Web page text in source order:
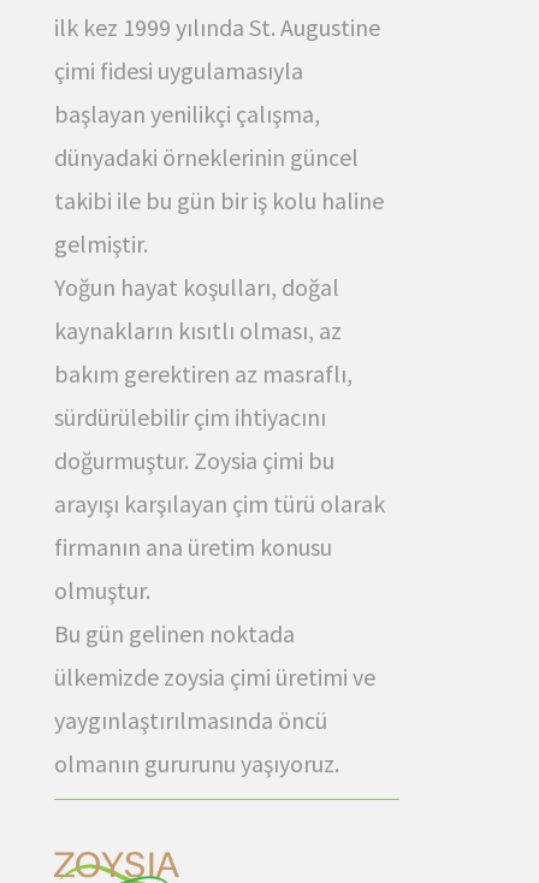
ilk kez 1999 yılında St. Augustine
çimi fidesi uygulamasıyla
başlayan yenilikçi çalışma,
dünyadaki örneklerinin güncel
takibi ile bu gün bir iş kolu haline
gelmiştir.
Yoğun hayat koşulları, doğal
kaynakların kısıtlı olması, az
bakım gerektiren az masraflı,
sürdürülebilir çim ihtiyacını
doğurmuştur. Zoysia çimi bu
arayışı karşılayan çim türü olarak
firmanın ana üretim konusu
olmuştur.
Bu gün gelinen noktada
ülkemizde zoysia çimi üretimi ve
yaygınlaştırılmasında öncü
olmanın gururunu yaşıyoruz.